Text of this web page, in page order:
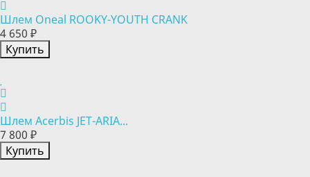
Шлем Oneal ROOKY-YOUTH CRANK
4 650 ₽
Купить
Шлем Acerbis JET-ARIA...
7 800 ₽
Купить